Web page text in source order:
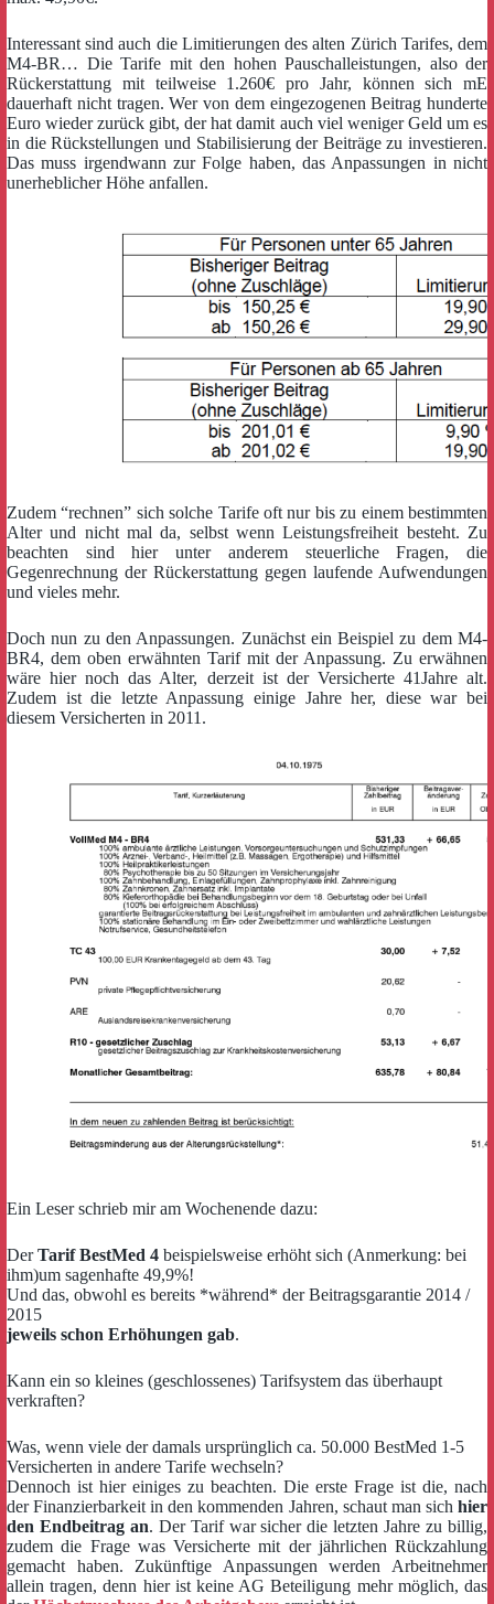
Interessant sind auch die Limitierungen des alten Zürich Tarifes, dem
M4-BR… Die Tarife mit den hohen Pauschalleistungen, also der
Rückerstattung mit teilweise 1.260€ pro Jahr, können sich mE
dauerhaft nicht tragen. Wer von dem eingezogenen Beitrag hunderte
Euro wieder zurück gibt, der hat damit auch viel weniger Geld um es
in die Rückstellungen und Stabilisierung der Beiträge zu investieren.
Das muss irgendwann zur Folge haben, das Anpassungen in nicht
unerheblicher Höhe anfallen.
Zudem “rechnen” sich solche Tarife oft nur bis zu einem bestimmten
Alter und nicht mal da, selbst wenn Leistungsfreiheit besteht. Zu
beachten sind hier unter anderem steuerliche Fragen, die
Gegenrechnung der Rückerstattung gegen laufende Aufwendungen
und vieles mehr.
Doch nun zu den Anpassungen. Zunächst ein Beispiel zu dem M4-
BR4, dem oben erwähnten Tarif mit der Anpassung. Zu erwähnen
wäre hier noch das Alter, derzeit ist der Versicherte 41Jahre alt.
Zudem ist die letzte Anpassung einige Jahre her, diese war bei
diesem Versicherten in 2011.
Ein Leser schrieb mir am Wochenende dazu:
DerTarif BestMed 4 beispielsweise erhöht sich (Anmerkung: bei
ihm)um sagenhafte 49,9%!
Und das, obwohl es bereits *während* der Beitragsgarantie 2014 /
2015
jeweils schon Erhöhungen gab.
Kann ein so kleines (geschlossenes) Tarifsystem das überhaupt
verkraften?
Was, wenn viele der damals ursprünglich ca. 50.000 BestMed 1-5
Versicherten in andere Tarife wechseln?
Dennoch ist hier einiges zu beachten. Die erste Frage ist die, nach
der Finanzierbarkeit in den kommenden Jahren, schaut man sich hier
den Endbeitrag an. Der Tarif war sicher die letzten Jahre zu billig,
zudem die Frage was Versicherte mit der jährlichen Rückzahlung
gemacht haben. Zukünftige Anpassungen werden Arbeitnehmer
allein tragen, denn hier ist keine AG Beteiligung mehr möglich, das